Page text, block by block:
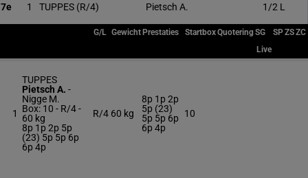
7e 1 TUPPES (R/4) Pietsch A. 1/2 L
G/L Gewicht Prestaties StartboxQuoteringSG SPZSZC
Live
1
TUPPES
Pietsch A. -
Nigge M.
Box: 10 - R/4 -
60 kg
8p 1p 2p 5p
(23) 5p 5p 6p
6p 4p
R/4 60 kg
8p 1p 2p
5p (23)
5p 5p 6p
6p 4p
10